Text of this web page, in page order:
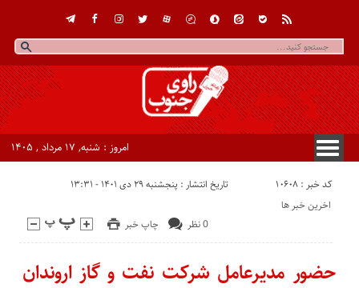
امروز : شنبه, ۱۷ مرداد , ۱۴۰۵
کد خبر : 10608 تاریخ انتشار : پنجشنبه ۲۹ دی ۱۴۰۱ - ۱۳:۳۱
چاپ خبر 0 نظر
اخرین خبر ها
حضور مدیرعامل شرکت نفت و گاز اروندان